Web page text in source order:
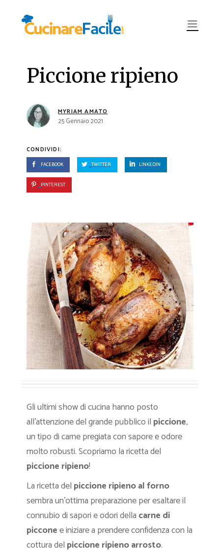
Piccione ripieno
MYRIAM AMATO
25 Gennaio 2021
CONDIVIDI:
FACEBOOK TWITTER LINKEDIN
PINTEREST
Gli ultimi show di cucina hanno posto
all’attenzione del grande pubblico il piccione,
un tipo di carne pregiata con sapore e odore
molto robusti. Scopriamo la ricetta del
piccione ripieno!
La ricetta del piccione ripieno al forno
sembra un’ottima preparazione per esaltare il
connubio di sapori e odori della carne di
picconee iniziare a prendere confidenza con la
cottura del piccione ripieno arrosto.